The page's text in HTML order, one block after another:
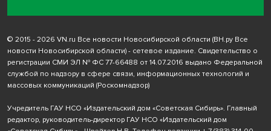
© 2015 - 2026 VN.ru Все новости Новосибирской области (ВН.ру Все
новости Новосибирской области) - сетевое издание. Свидетельство о
регистрации СМИ ЭЛ № ФС 77-66488 от 14.07.2016 выдано Федеральной
службой по надзору в сфере связи, информационных технологий и
массовых коммуникаций (Роскомнадзор)
Учредитель ГАУ НСО «Издательский дом «Советская Сибирь». Главный
редактор, руководитель-директор ГАУ НСО «Издательский дом